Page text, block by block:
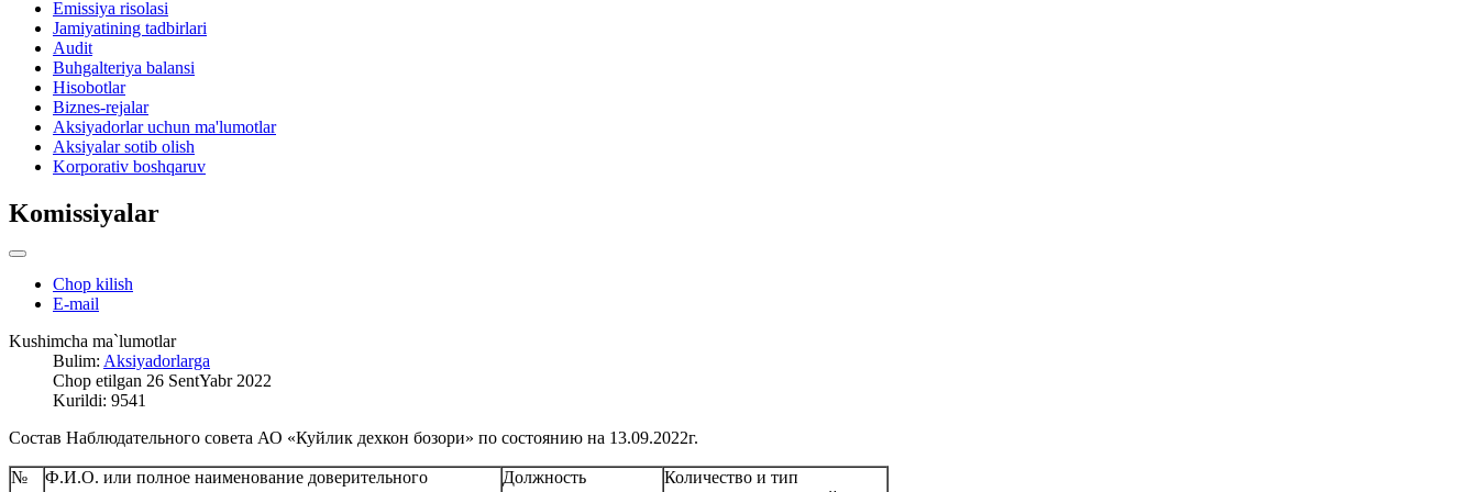
Emissiya risolasi
Jamiyatining tadbirlari
Audit
Buhgalteriya balansi
Hisobotlar
Biznes-rejalar
Aksiyadorlar uchun ma'lumotlar
Aksiyalar sotib olish
Korporativ boshqaruv
Komissiyalar
Chop kilish
E-mail
Kushimcha ma`lumotlar
Bulim: Aksiyadorlarga
Chop etilgan 26 SentYabr 2022
Kurildi: 9541
Состав Наблюдательного совета АО «Куйлик дехкон бозори» по состоянию на 13.09.2022г.
№
Ф.И.О. или полное наименование доверительного
Должность
Количество и тип